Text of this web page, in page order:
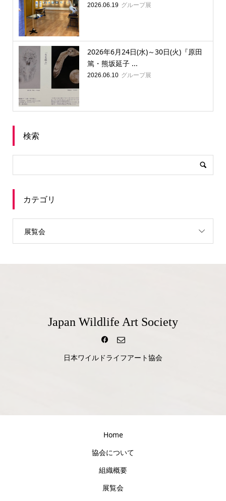
2026.06.19 グループ展
2026年6月24日(水)～30日(火)『原田
篤・熊坂延子 ...
2026.06.10 グループ展
検索
カテゴリ
展覧会
Japan Wildlife Art Society
日本ワイルドライフアート協会
Home
協会について
組織概要
展覧会